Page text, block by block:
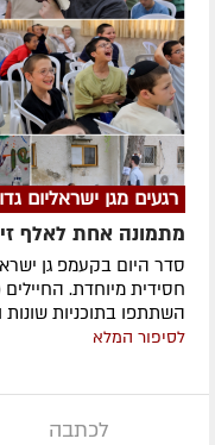
רגעים מגן ישראליום
מתמונה אחת לאלף
סדר היום בקעמפ גן
חסידית מיוחדת.
השתתפו בתוכניות שונות
לסיפור המלא
לכתבה